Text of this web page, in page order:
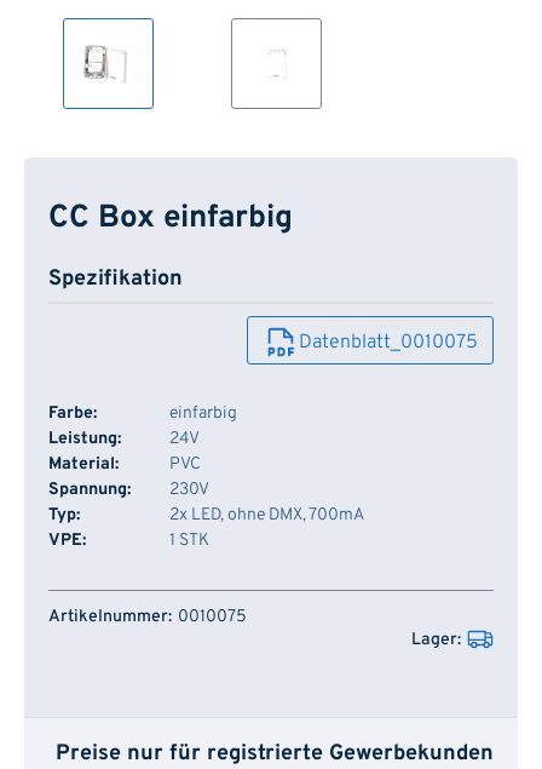
CC Box einfarbig
Spezifikation
Datenblatt_0010075
Farbe:
einfarbig
Leistung:
24V
Material:
PVC
Spannung:
230V
Typ:
2x LED, ohne DMX, 700mA
VPE:
1 STK
Artikelnummer Lager
0010075
Preise nur für registrierte Gewerbekunden